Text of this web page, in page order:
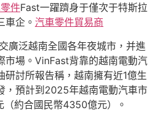
件Fast一躍躋身于僅次于特斯拉
車企。 汽車零件貿易商
廣泛越南全國各年夜城市，并進
市場。VinFast背靠的越南電動汽
討所報告稱，越南擁有近1億生
，預計到2025年越南電動汽車市
約合國民幣4350億元）。